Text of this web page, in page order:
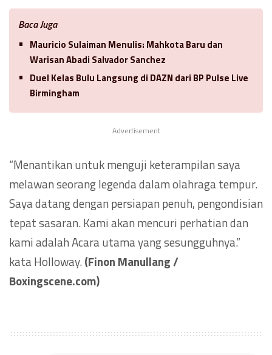
Baca Juga
Mauricio Sulaiman Menulis: Mahkota Baru dan
Warisan Abadi Salvador Sanchez
Duel Kelas Bulu Langsung di DAZN dari BP Pulse Live
Birmingham
Advertisement
“Menantikan untuk menguji keterampilan saya
melawan seorang legenda dalam olahraga tempur.
Saya datang dengan persiapan penuh, pengondisian
tepat sasaran. Kami akan mencuri perhatian dan
kami adalah Acara utama yang sesungguhnya.”
kata Holloway.(Finon Manullang /
Boxingscene.com)